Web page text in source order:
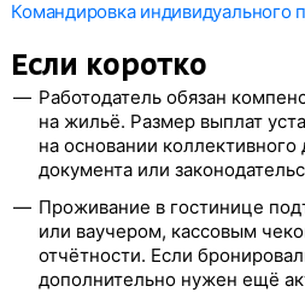
Командировка индивидуального
Если коротко
Работодатель обязан
на жильё. Размер выплат
на основании коллективного
документа или
Проживание в гостинице
или ваучером, кассовым
отчётности. Если
дополнительно нужен ещё